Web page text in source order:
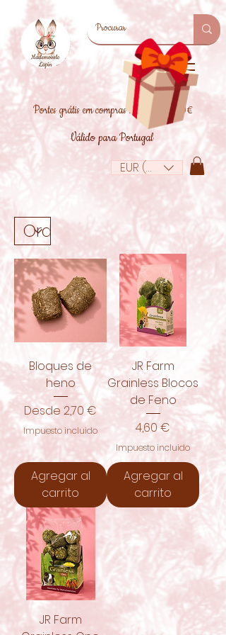
Portes grátis em compras superiores a 39€
Válido para Portugal
EUR (€)
Bloques de
heno
Desde 2,70 €
Precio de oferta
Impuesto incluido
Agregar al
carrito
JR Farm
Grainless Blocos
de Feno
Precio
4,60 €
Impuesto incluido
Agregar al
carrito
JR Farm